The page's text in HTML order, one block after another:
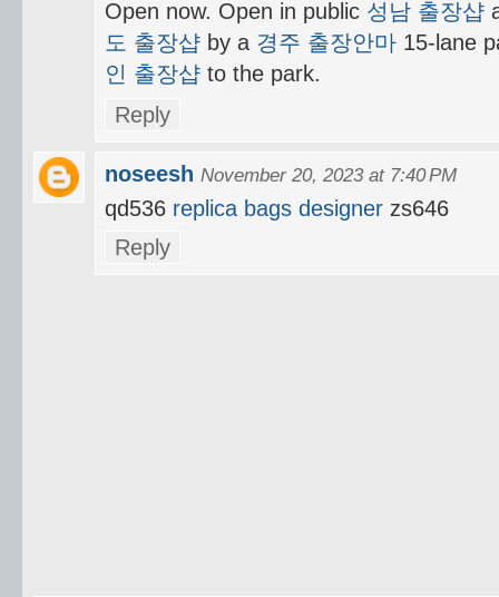
Open now. Open in public 성남 출장샵
도 출장샵 by a 경주 출장안마 15-lane
인 출장샵 to the park.
Reply
noseesh November 20, 2023 at 7:40 PM
qd536 replica bags designer zs646
Reply